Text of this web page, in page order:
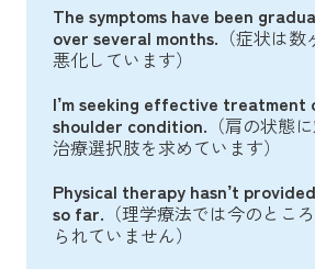
The symptoms have been
over several months. （症状は
悪化しています）
I’m seeking effective treatment
shoulder condition. （肩の状態
治療選択肢を求めています）
Physical therapy hasn’t
so far. （理学療法では今のとこ
られていません）